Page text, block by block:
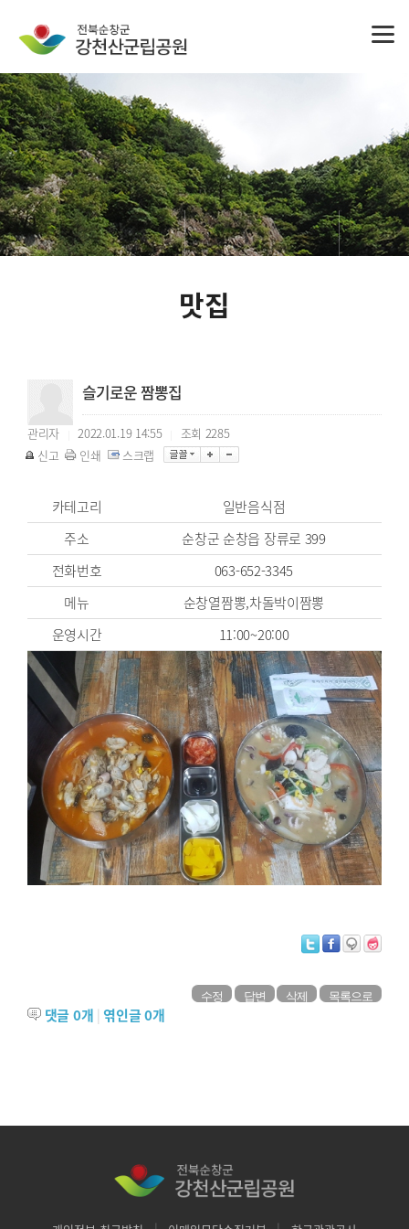
맛집
슬기로운 짬뽕집
관리자 2022.01.19 14:55 조회 2285
신고
인쇄 스크랩
카테고리
일반음식점
주소
순창군 순창읍 장류로 399
전화번호
063-652-3345
메뉴
순창열짬뽕,차돌박이짬뽕
운영시간
11:00~20:00
수정 답변 삭제 목록으로
댓글0개 |엮인글0개